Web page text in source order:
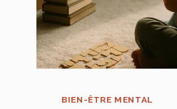
T-
IL
UNE
BIEN-ÊTRE MENTAL